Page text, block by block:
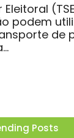
podem
de
Posts